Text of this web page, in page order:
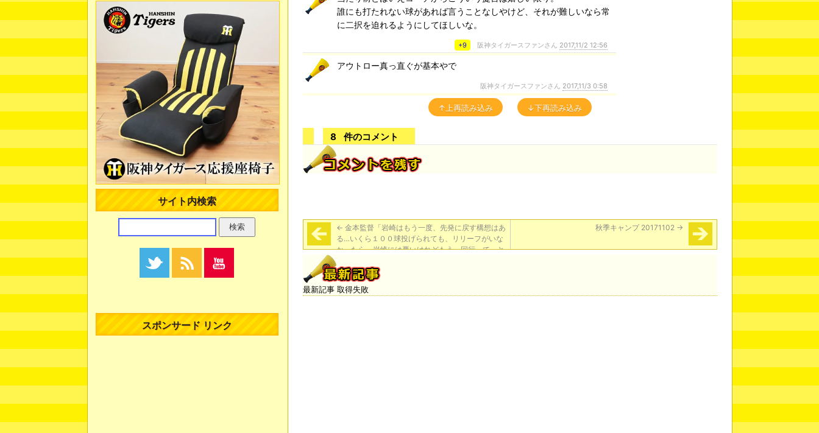
誰にも打たれない球があれば言うことなしやけど、それが難しいなら常
に二択を迫れるようにしてほしいな。
+9 阪神タイガースファンさん 2017,11/2 12:56
アウトロー真っ直ぐが基本やで
阪神タイガースファンさん 2017,11/3 0:58
↑上再読み込み ↓下再読み込み
8 件のコメント
← 金本監督「岩崎はもう一度、先発に戻す構想はあ
る…いくら１００球投げられても、リリーフがいな
かったら、岩崎には悪いけれどもう一回行って、と
秋季キャンプ 20171102 →
最新記事 取得失敗
サイト内検索
スポンサード リンク